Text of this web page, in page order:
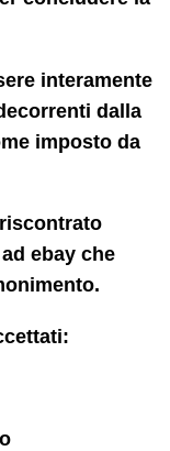
interamente
dalla
imposto da
ebay che